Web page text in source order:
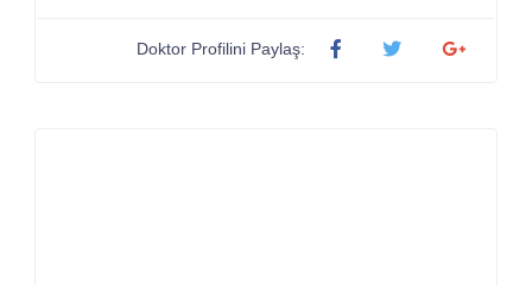
Doktor Profilini Paylaş: